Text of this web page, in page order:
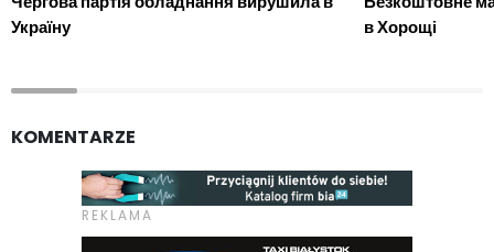
Україну
в Хорощі
KOMENTARZE